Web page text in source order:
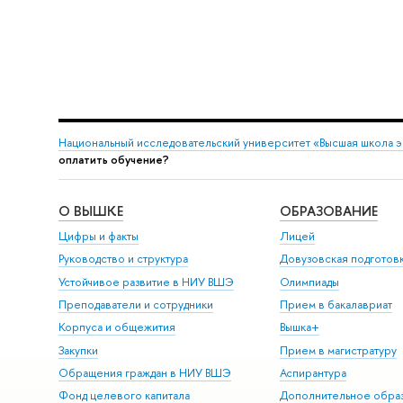
Национальный исследовательский университет «Высшая школа
оплатить обучение?
О ВЫШКЕ
Цифры и факты
Руководство и структура
Устойчивое развитие в НИУ ВШЭ
Преподаватели и сотрудники
Корпуса и общежития
Закупки
Обращения граждан в НИУ ВШЭ
Фонд целевого капитала
ОБРАЗОВАНИЕ
Лицей
Довузовская
Олимпиады
Прием в бакалавриат
Вышка+
Прием в магистратуру
Аспирантура
Дополнительное